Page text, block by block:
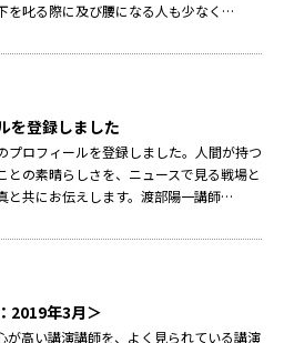
を叱る際に及び腰になる人も少なく…
を登録しました
プロフィールを登録しました。人間が持つ
との素晴らしさを、ニュースで見る戦場と
と共にお伝えします。渡部陽一講師…
2019年3月＞
高い講演講師を、よく見られている講演